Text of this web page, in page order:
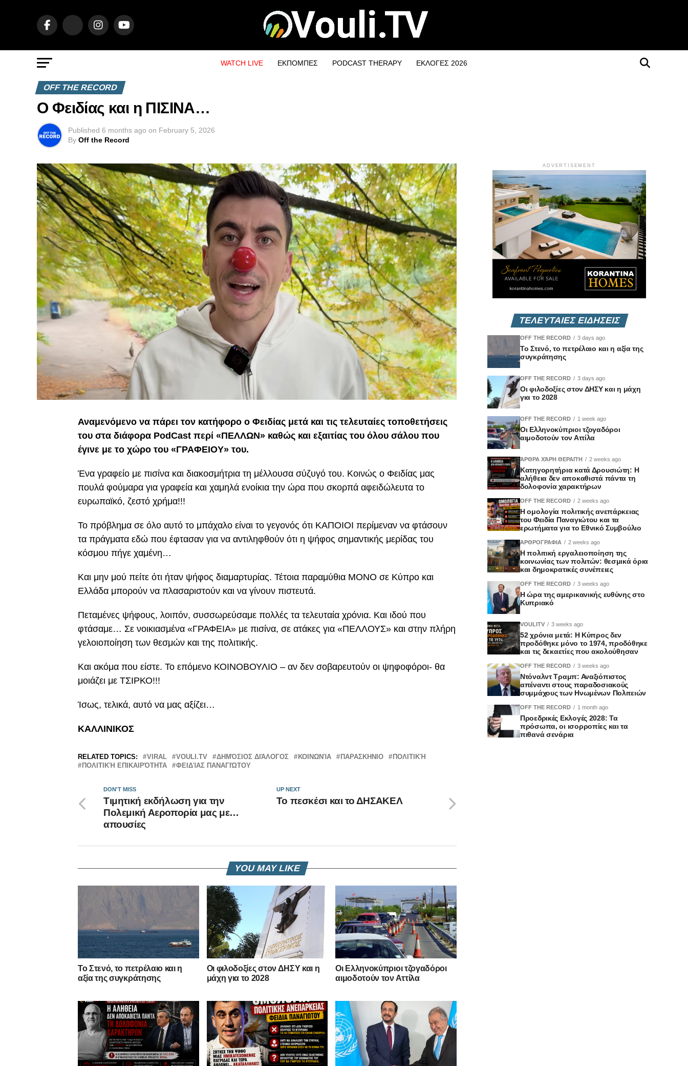
WATCH LIVE ΕΚΠΟΜΠΕΣ PODCAST THERAPY ΕΚΛΟΓΕΣ 2026
OFF THE RECORD
Ο Φειδίας και η ΠΙΣΙΝΑ…
Published 6 months ago on February 5, 2026
By Off the Record
Αναμενόμενο να πάρει τον κατήφορο ο Φειδίας μετά και τις τελευταίες τοποθετήσεις
του στα διάφορα PodCast περί «ΠΕΛΛΩΝ» καθώς και εξαιτίας του όλου σάλου που
έγινε με το χώρο του «ΓΡΑΦΕΙΟΥ» του.
Ένα γραφείο με πισίνα και διακοσμήτρια τη μέλλουσα σύζυγό του. Κοινώς ο Φειδίας μας
πουλά φούμαρα για γραφεία και χαμηλά ενοίκια την ώρα που σκορπά αφειδώλευτα το
ευρωπαϊκό, ζεστό χρήμα!!!
Το πρόβλημα σε όλο αυτό το μπάχαλο είναι το γεγονός ότι ΚΑΠΟΙΟΙ περίμεναν να φτάσουν
τα πράγματα εδώ που έφτασαν για να αντιληφθούν ότι η ψήφος σημαντικής μερίδας του
κόσμου πήγε χαμένη…
Και μην μού πείτε ότι ήταν ψήφος διαμαρτυρίας. Τέτοια παραμύθια ΜΟΝΟ σε Κύπρο και
Ελλάδα μπορούν να πλασαριστούν και να γίνουν πιστευτά.
Πεταμένες ψήφους, λοιπόν, συσσωρεύσαμε πολλές τα τελευταία χρόνια. Και ιδού που
φτάσαμε… Σε νοικιασμένα «ΓΡΑΦΕΙΑ» με πισίνα, σε ατάκες για «ΠΕΛΛΟΥΣ» και στην πλήρη
γελοιοποίηση των θεσμών και της πολιτικής.
Και ακόμα που είστε. Το επόμενο ΚΟΙΝΟΒΟΥΛΙΟ – αν δεν σοβαρευτούν οι ψηφοφόροι- θα
μοιάζει με ΤΣΙΡΚΟ!!!
Ίσως, τελικά, αυτό να μας αξίζει…
ΚΑΛΛΙΝΙΚΟΣ
RELATED TOPICS: VIRAL VOULI.TV ΔΗΜΌΣΙΟΣ ΔΙΆΛΟΓΟΣ ΚΟΙΝΩΝΊΑ ΠΑΡΑΣΚΗΝΙΟ
ΠΟΛΙΤΙΚΉ
ΠΟΛΙΤΙΚΉ ΕΠΙΚΑΙΡΌΤΗΤΑ
ΦΕΙΔΊΑΣ ΠΑΝΑΓΙΏΤΟΥ
UP NEXT
Το πεσκέσι και το ΔΗΣΑΚΕΛ
DON'T MISS
Τιμητική εκδήλωση για την
Πολεμική Αεροπορία μας με…
απουσίες
YOU MAY LIKE
Το Στενό, το πετρέλαιο και η
αξία της συγκράτησης
Οι φιλοδοξίες στον ΔΗΣΥ και η
μάχη για το 2028
Οι Ελληνοκύπριοι τζογαδόροι
αιμοδοτούν τον Αττίλα
ADVERTISEMENT
ΤΕΛΕΥΤΑΙΕΣ ΕΙΔΗΣΕΙΣ
OFF THE RECORD 3 days ago
Το Στενό, το πετρέλαιο και η αξία της
συγκράτησης
OFF THE RECORD 3 days ago
Οι φιλοδοξίες στον ΔΗΣΥ και η μάχη
για το 2028
OFF THE RECORD 1 week ago
Οι Ελληνοκύπριοι τζογαδόροι
αιμοδοτούν τον Αττίλα
ΆΡΘΡΑ ΧΆΡΗ ΘΕΡΑΠΉ 2 weeks ago
Κατηγορητήρια κατά Δρουσιώτη: Η
αλήθεια δεν αποκαθιστά πάντα τη
δολοφονία χαρακτήρων
OFF THE RECORD 2 weeks ago
Η ομολογία πολιτικής ανεπάρκειας
του Φειδία Παναγιώτου και τα
ερωτήματα για το Εθνικό Συμβούλιο
ΑΡΘΡΟΓΡΑΦΙΑ 2 weeks ago
Η πολιτική εργαλειοποίηση της
κοινωνίας των πολιτών: θεσμικά όρια
και δημοκρατικές συνέπειες
OFF THE RECORD 3 weeks ago
Η ώρα της αμερικανικής ευθύνης στο
Κυπριακό
VOULITV 3 weeks ago
52 χρόνια μετά: Η Κύπρος δεν
προδόθηκε μόνο το 1974, προδόθηκε
και τις δεκαετίες που ακολούθησαν
OFF THE RECORD 3 weeks ago
Ντόναλντ Τραμπ: Αναξιόπιστος
απέναντι στους παραδοσιακούς
συμμάχους των Ηνωμένων Πολιτειών
OFF THE RECORD 1 month ago
Προεδρικές Εκλογές 2028: Τα
πρόσωπα, οι ισορροπίες και τα
πιθανά σενάρια